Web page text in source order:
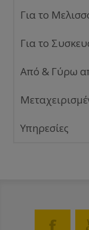
Για το
Για το
Από & Γύρω
Υπηρεσίες